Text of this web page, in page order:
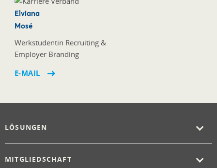
Elviana
Mosé
Werkstudentin Recruiting &
Employer Branding
E-MAIL
LÖSUNGEN
MITGLIEDSCHAFT